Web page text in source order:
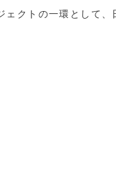
クトの一環として